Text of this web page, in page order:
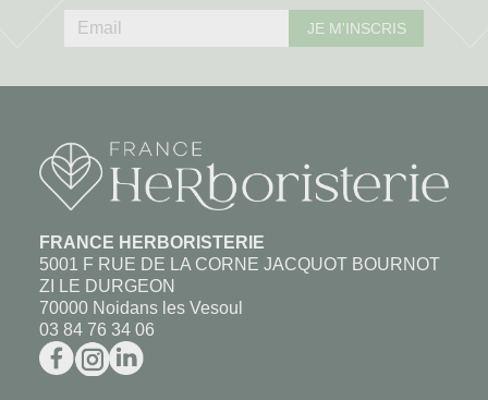
JE M'INSCRIS
FRANCE HERBORISTERIE
5001 F RUE DE LA CORNE JACQUOT BOURNOT
ZI LE DURGEON
70000 Noidans les Vesoul
03 84 76 34 06